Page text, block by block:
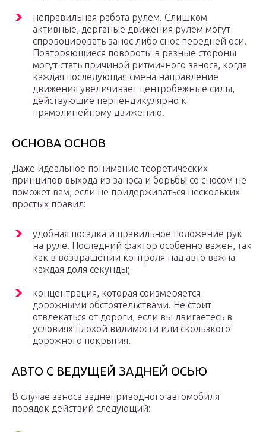
неправильная работа рулем. Слишком
активные, дерганые движения рулем могут
спровоцировать занос либо снос передней оси.
Повторяющиеся повороты в разные стороны
могут стать причиной ритмичного заноса, когда
каждая последующая смена направление
движения увеличивает центробежные силы,
действующие перпендикулярно к
прямолинейному движению.
ОСНОВА ОСНОВ
Даже идеальное понимание теоретических
принципов выхода из заноса и борьбы со сносом не
поможет вам, если не придерживаться нескольких
простых правил:
удобная посадка и правильное положение рук
на руле. Последний фактор особенно важен, так
как в возвращении контроля над авто важна
каждая доля секунды;
концентрация, которая соизмеряется
дорожными обстоятельствами. Не стоит
отвлекаться от дороги, если вы двигаетесь в
условиях плохой видимости или скользкого
дорожного покрытия.
АВТО С ВЕДУЩЕЙ ЗАДНЕЙ ОСЬЮ
В случае заноса заднеприводного автомобиля
порядок действий следующий: